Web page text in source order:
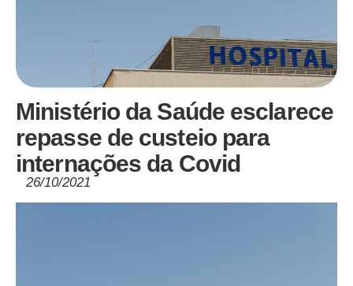
Ministério da Saúde esclarece
repasse de custeio para
internações da Covid
26/10/2021